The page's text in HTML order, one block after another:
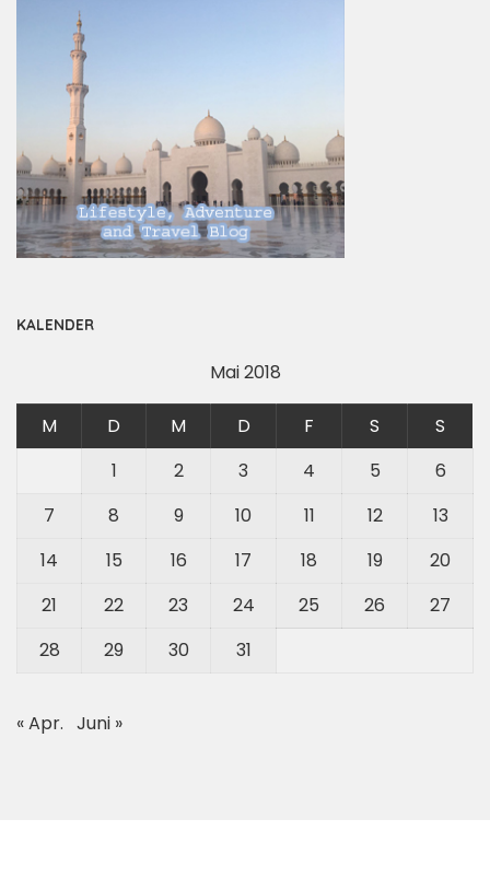
KALENDER
Mai 2018
M D M D F S
S
1
2 3 4 5
6
7
8 9 10 11 12
13
14
15 16 17 18 19
20
21
22 23 24 25 26
27
28
29 30 31
« Apr. Juni »